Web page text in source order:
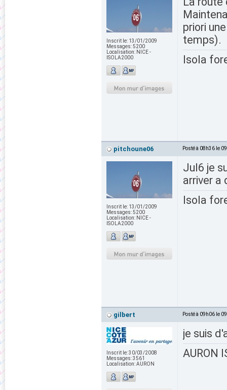
Inscrit le: 13/01/2009
Messages:5200
Localisation: NICE -
ISOLA2000
priori
temps).
Isola
pitchoune06 Posté à 08h36 le
Inscrit le: 13/01/2009
Messages:5200
Localisation: NICE -
ISOLA2000
Jul6 je
arriver a
Isola
gilbert Posté à 09h06 le
Inscrit le:30/03/2008
Messages:3561
Localisation:AURON
je suis
AURON